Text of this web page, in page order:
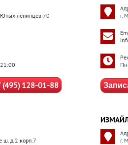
Юных ленинцев 70
(495) 128-01-88
г.
ш. д.2 корп.7
г.